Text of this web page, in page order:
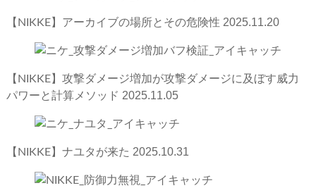
【NIKKE】アーカイブの場所とその危険性 2025.11.20
【NIKKE】攻撃ダメージ増加が攻撃ダメージに及ぼす威力
パワーと計算メソッド 2025.11.05
【NIKKE】ナユタが来た 2025.10.31